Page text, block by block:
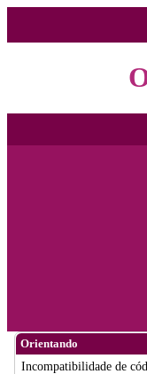
Orientando
Incompatibilidade de